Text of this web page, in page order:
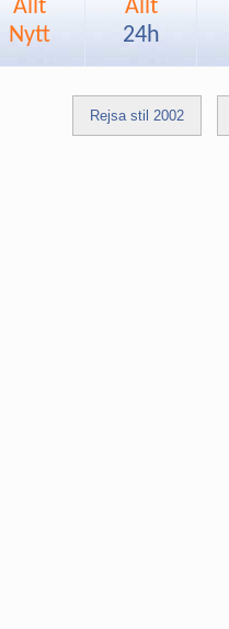
Allt
Nytt
Allt
24h
Rejsa stil 2002